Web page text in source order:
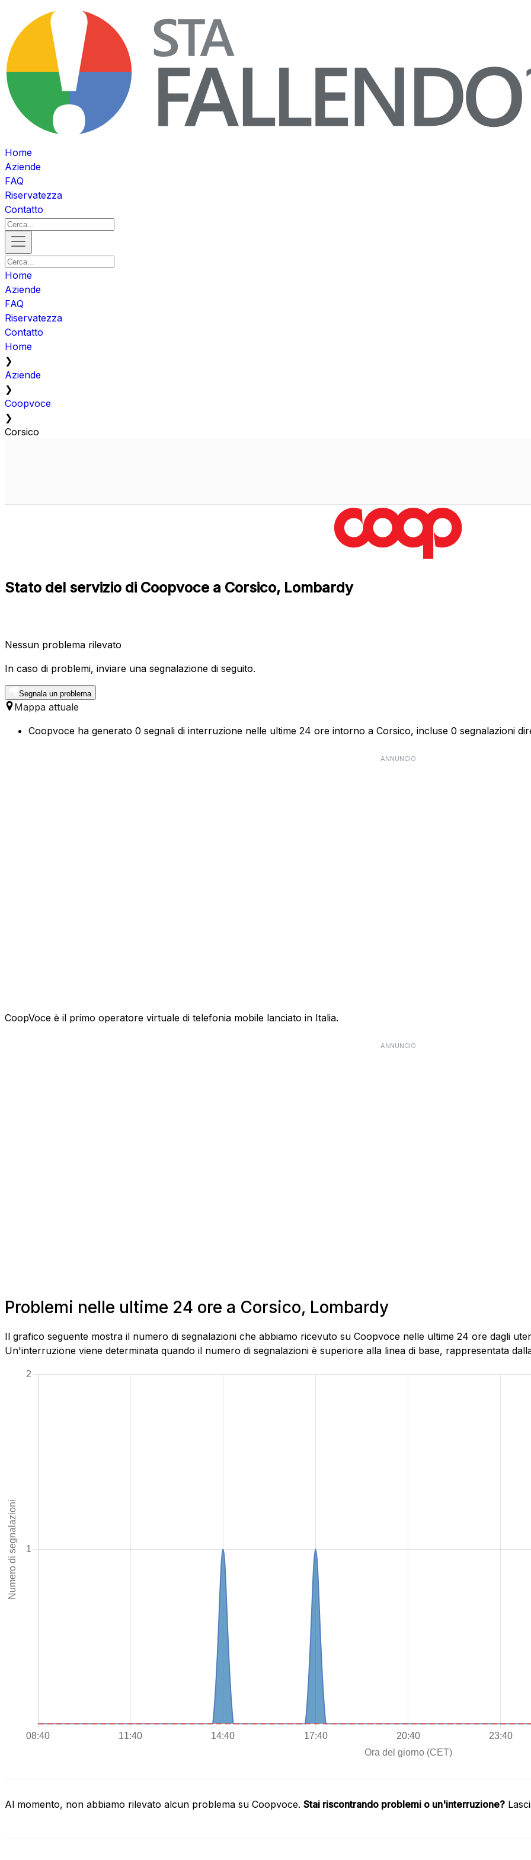
Home
Aziende
FAQ
Riservatezza
Contatto
Home
Aziende
FAQ
Riservatezza
Contatto
Home
❯
Aziende
❯
Coopvoce
❯
Corsico
Stato del servizio di Coopvoce a Corsico, Lombardy
Nessun problema rilevato
In caso di problemi, inviare una segnalazione di seguito.
Segnala un problema
Mappa attuale
Coopvoce ha generato 0 segnali di interruzione nelle ultime 24 ore intorno a Corsico, incluse 0 segnalazioni
ANNUNCIO
CoopVoce è il primo operatore virtuale di telefonia mobile lanciato in Italia.
ANNUNCIO
Problemi nelle ultime 24 ore a Corsico, Lombardy
Il grafico seguente mostra il numero di segnalazioni che abbiamo ricevuto su Coopvoce nelle ultime 24 ore dagli
Un'interruzione viene determinata quando il numero di segnalazioni è superiore alla linea di base, rappresentata
Al momento, non abbiamo rilevato alcun problema su Coopvoce. Stai riscontrando problemi o un'interruzione?